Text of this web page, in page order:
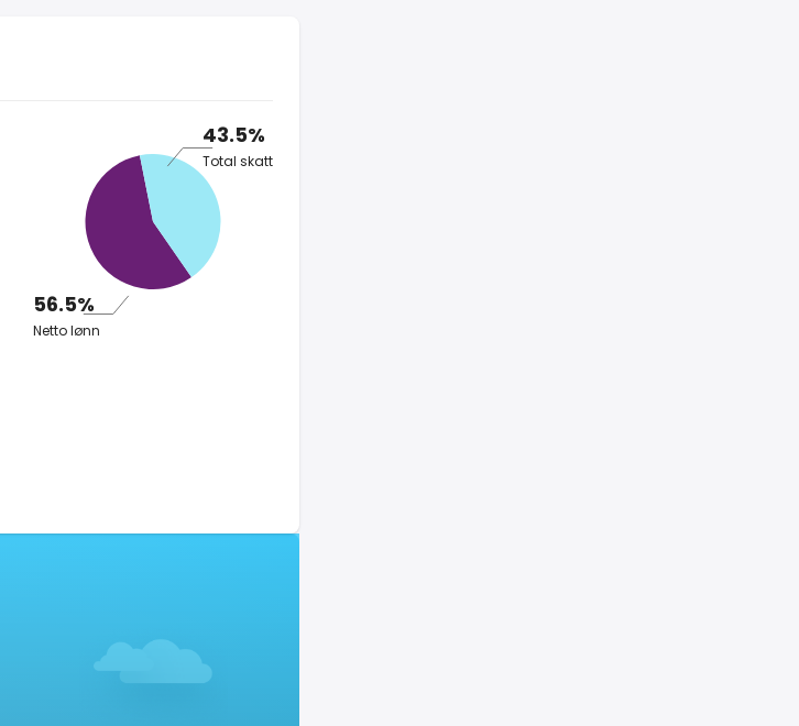
43.5%
Total skatt
56.5%
Netto lønn